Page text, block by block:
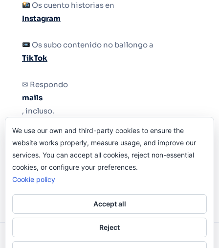
Os cuento historias en
Instagram
Os subo contenido no bailongo a
TikTok
✉ Respondo
mails
, incluso.
Y si una persona no puede tener teléfono, que
le quiten el teléfono.
Odi O'Malley © 2016-2025. Todos Los Derechos
We use our own and third-party cookies to ensure the
website works properly, measure usage, and improve our
services. You can accept all cookies, reject non-essential
cookies, or configure your preferences.
Cookie policy
Accept all
Reject